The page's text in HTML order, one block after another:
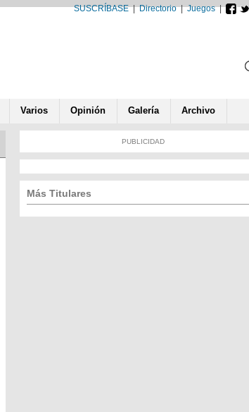
SUSCRÍBASE|Directorio|Juegos|
Varios Opinión Galería Archivo
PUBLICIDAD
Más Titulares